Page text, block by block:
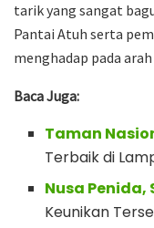
tarik yang sangat
Pantai Atuh serta
menghadap pada
Baca Juga:
Taman
Terbaik di
Nusa Penida,
Keunikan